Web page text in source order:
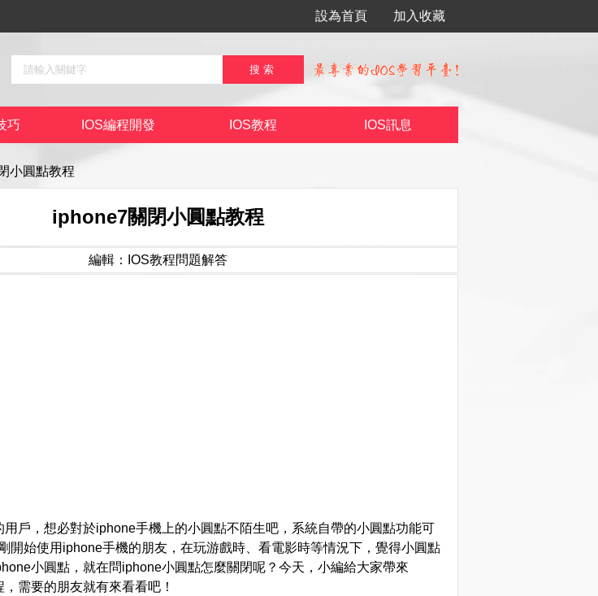
設為首頁 加入收藏
巧 IOS編程開發 IOS教程 IOS訊息
小圓點教程
iphone7關閉小圓點教程
編輯：IOS教程問題解答
戶，想必對於iphone手機上的小圓點不陌生吧，系統自帶的小圓點功能可
開始使用iphone手機的朋友，在玩游戲時、看電影時等情況下，覺得小圓點
小圓點，就在問iphone小圓點怎麼關閉呢？今天，小編給大家帶來
需要的朋友就有來看看吧！